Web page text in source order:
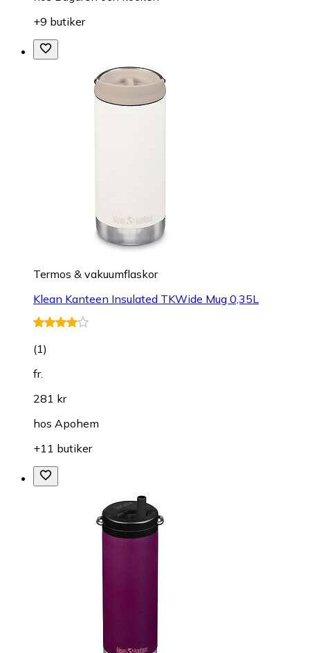
+9 butiker
Termos & vakuumflaskor
Klean Kanteen Insulated TKWide Mug 0,35L
(1)
fr.
281 kr
hos Apohem
+11 butiker